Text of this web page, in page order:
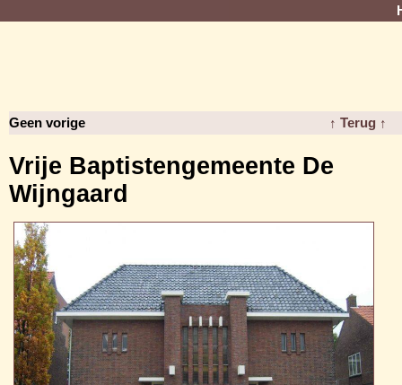
Geen vorige ↑ Terug ↑
Vrije Baptistengemeente De
Wijngaard